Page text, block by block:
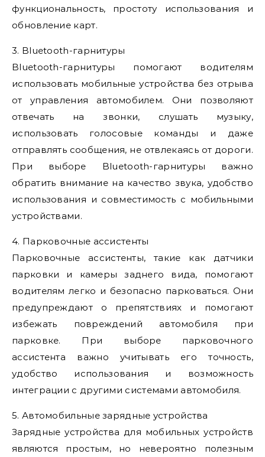
функциональность, простоту использования и
обновление карт.
3. Bluetooth-гарнитуры
Bluetooth-гарнитуры помогают водителям
использовать мобильные устройства без отрыва
от управления автомобилем. Они позволяют
отвечать на звонки, слушать музыку,
использовать голосовые команды и даже
отправлять сообщения, не отвлекаясь от дороги.
При выборе Bluetooth-гарнитуры важно
обратить внимание на качество звука, удобство
использования и совместимость с мобильными
устройствами.
4. Парковочные ассистенты
Парковочные ассистенты, такие как датчики
парковки и камеры заднего вида, помогают
водителям легко и безопасно парковаться. Они
предупреждают о препятствиях и помогают
избежать повреждений автомобиля при
парковке. При выборе парковочного
ассистента важно учитывать его точность,
удобство использования и возможность
интеграции с другими системами автомобиля.
5. Автомобильные зарядные устройства
Зарядные устройства для мобильных устройств
являются простым, но невероятно полезным